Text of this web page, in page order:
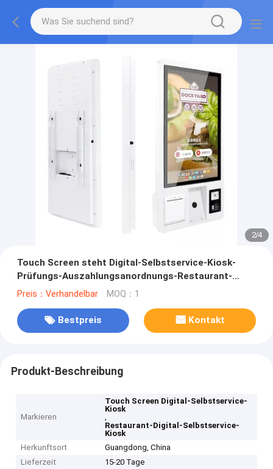
2/4
Touch Screen steht Digital-Selbstservice-Kiosk-
Prüfungs-Auszahlungsanordnungs-Restaurant-
Auftrag
Preis：Verhandelbar MOQ：1
Bestpreis Kontakt
Produkt-Beschreibung
Markieren
Touch Screen Digital-Selbstservice-
Kiosk
,
Restaurant-Digital-Selbstservice-
Kiosk
Herkunftsort
Guangdong, China
Lieferzeit
15-20 Tage